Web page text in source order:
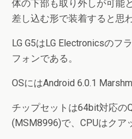
体の下部も取り外しが可能
差し込む形で装着すると思
LG G5はLG Electronicsのフ
フォンである。
OSにはAndroid 6.0.1
チップセットは64bit対応の
(MSM8996)で、CPUはクア